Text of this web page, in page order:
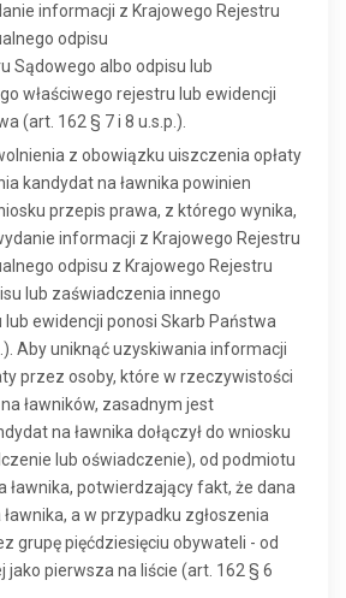
informacji z Krajowego Rejestru
odpisu
Sądowego albo odpisu lub
właściwego rejestru lub ewidencji
(art. 162 § 7 i 8 u.s.p.).
z obowiązku uiszczenia opłaty
kandydat na ławnika powinien
przepis prawa, z którego wynika,
informacji z Krajowego Rejestru
odpisu z Krajowego Rejestru
lub zaświadczenia innego
lub ewidencji ponosi Skarb Państwa
Aby uniknąć uzyskiwania informacji
przez osoby, które w rzeczywistości
ławników, zasadnym jest
na ławnika dołączył do wniosku
lub oświadczenie), od podmiotu
ławnika, potwierdzający fakt, że dana
a w przypadku zgłoszenia
grupę pięćdziesięciu obywateli - od
jako pierwsza na liście (art. 162 § 6